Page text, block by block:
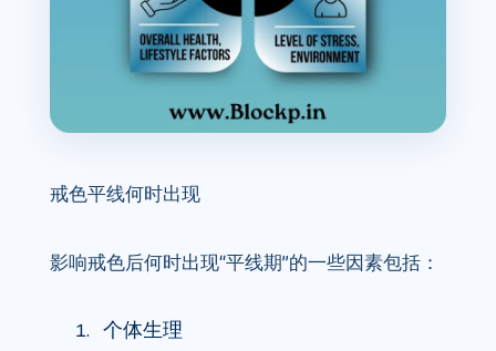
戒色平线何时出现
影响戒色后何时出现“平线期”的一些因素包括：
个体生理